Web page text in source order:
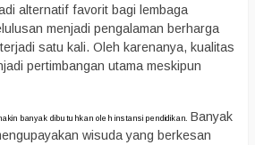
alternatif favorit bagi lembaga
menjadi pengalaman berharga
satu kali. Oleh karenanya, kualitas
pertimbangan utama meskipun
banyak dibutuhkan oleh instansi pendidikan. Banyak
wisuda yang berkesan